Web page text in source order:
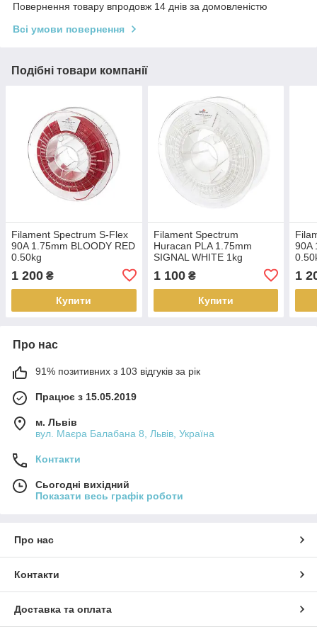
Повернення товару впродовж 14 днів за домовленістю
Всі умови повернення
Подібні товари компанії
Filament Spectrum S-Flex
90A 1.75mm BLOODY RED
0.50kg
1 200 ₴
Купити
Filament Spectrum
Huracan PLA 1.75mm
SIGNAL WHITE 1kg
1 100₴
Купити
90A
1
Про нас
91% позитивних з 103 відгуків за рік
Працює з 15.05.2019
м. Львів
вул. Маєра Балабана 8, Львів, Україна
Контакти
Сьогодні вихідний
Показати весь графік роботи
Про нас
Контакти
Доставка та оплата